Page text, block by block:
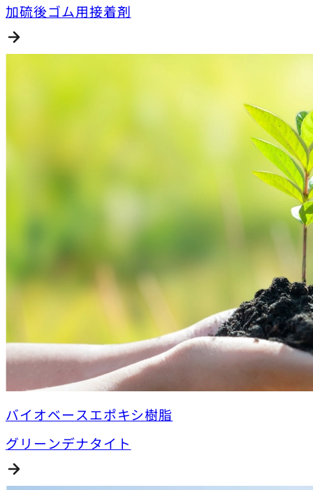
加硫後ゴム用接着剤
バイオベースエポキシ樹脂
グリーンデナタイト